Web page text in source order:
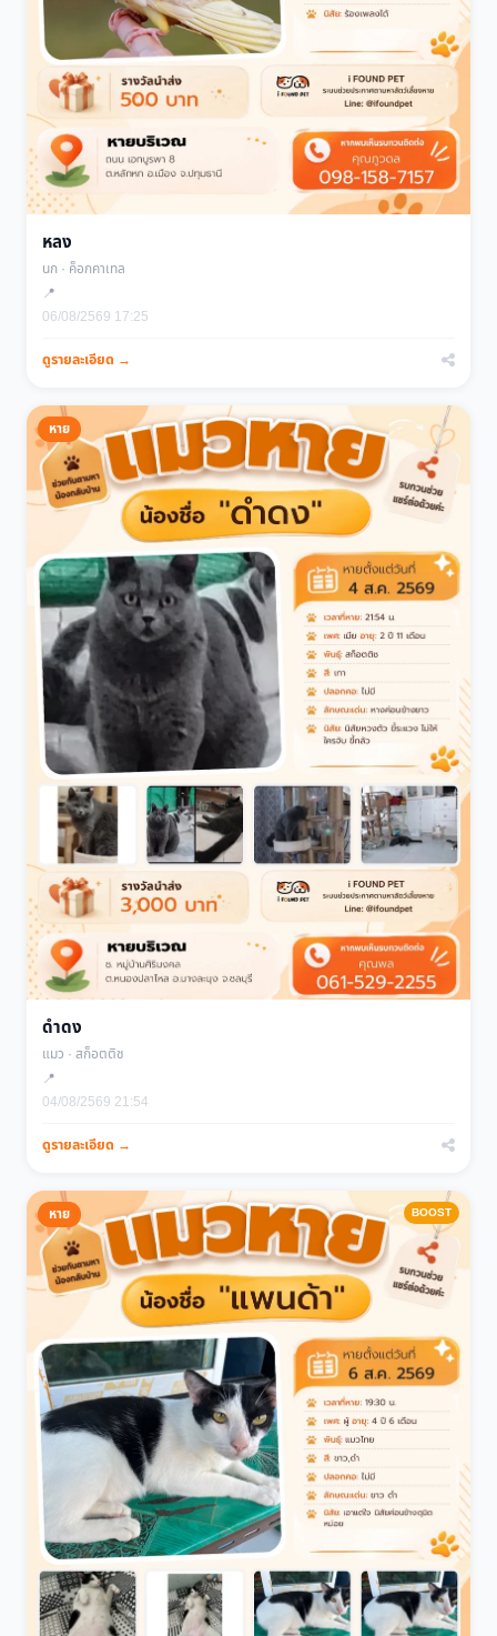
หลง
นก · ค็อกคาเทล
📍
06/08/2569 17:25
ดูรายละเอียด →
หาย
ดำดง
แมว · สก็อตติช
📍
04/08/2569 21:54
ดูรายละเอียด →
หาย BOOST